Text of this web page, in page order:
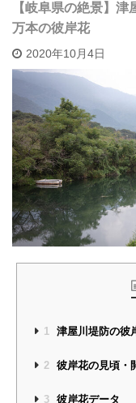
【岐阜県の絶景】
万本の彼岸花
2020年10月4日
1 津屋川堤防の彼
2 彼岸花の見頃・
3 彼岸花データ